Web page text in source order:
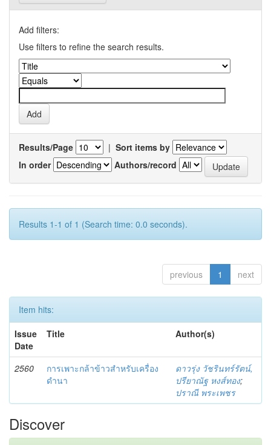
Add filters:
Use filters to refine the search results.
Results/Page | Sort items by
In order
Authors/record
Results 1-1 of 1 (Search time: 0.0 seconds).
previous 1 next
Item hits:
Issue
Date
Title Author(s)
2560
การเพาะกล้าข้าวสำหรับเครื่อง
ดำนา
ดาวรุ่ง วัชรินทร์รัตน์,
ปรียาณัฐ หงส์ทอง;
ปราณี พระเพชร
Discover